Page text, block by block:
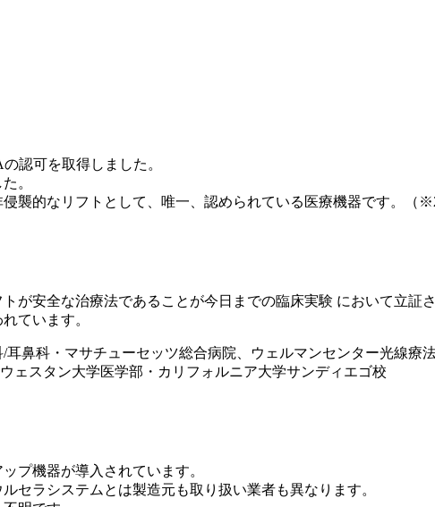
認可を取得しました。
。
襲的なリフトとして、唯一、認められている医療機器です。（
が安全な治療法であることが今日までの臨床実験 において立証さ
ています。
鼻科・マサチューセッツ総合病院、ウェルマンセンター光線療
ェスタン大学医学部・カリフォルニア大学サンディエゴ校
プ機器が導入されています。
セラシステムとは製造元も取り扱い業者も異なります。